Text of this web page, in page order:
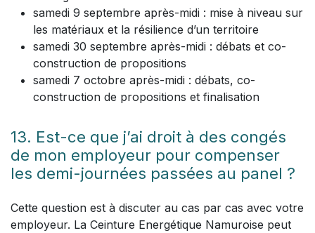
samedi 9 septembre après-midi : mise à niveau sur
les matériaux et la résilience d’un territoire
samedi 30 septembre après-midi : débats et co-
construction de propositions
samedi 7 octobre après-midi : débats, co-
construction de propositions et finalisation
13. Est-ce que j’ai droit à des congés
de mon employeur pour compenser
les demi-journées passées au panel ?
Cette question est à discuter au cas par cas avec votre
employeur. La Ceinture Energétique Namuroise peut